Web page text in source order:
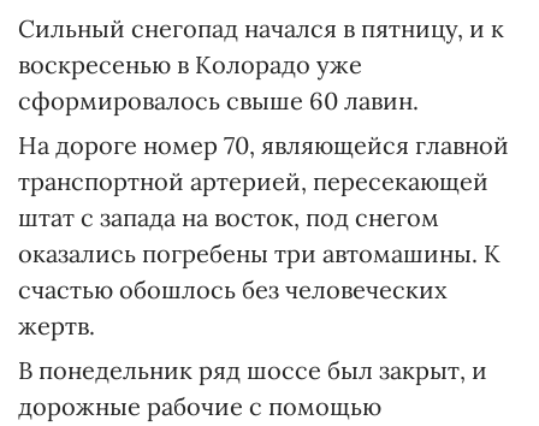
Сильный снегопад начался в пятницу, и к
воскресенью в Колорадо уже
сформировалось свыше 60 лавин.
На дороге номер 70, являющейся главной
транспортной артерией, пересекающей
штат с запада на восток, под снегом
оказались погребены три автомашины. К
счастью обошлось без человеческих
жертв.
В понедельник ряд шоссе был закрыт, и
дорожные рабочие с помощью